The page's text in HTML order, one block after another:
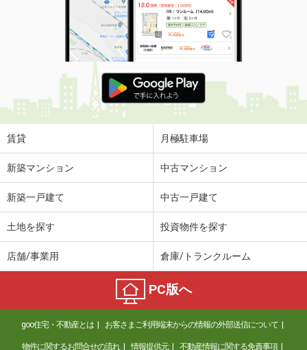
賃貸 月極駐車場
新築マンション 中古マンション
新築一戸建て 中古一戸建て
土地を探す 投資物件を探す
店舗/事業用 倉庫/トランクルーム
PC版へ
goo住宅・不動産とは お客さまご利用端末からの情報の外部送信について
物件に関するお問合せの流れ 情報提供元 不動産情報に関する免責事項